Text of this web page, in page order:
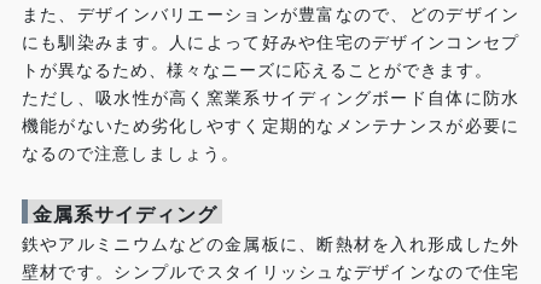
また、デザインバリエーションが豊富なので、どのデザイン
にも馴染みます。人によって好みや住宅のデザインコンセプ
トが異なるため、様々なニーズに応えることができます。
ただし、吸水性が高く窯業系サイディングボード自体に防水
機能がないため劣化しやすく定期的なメンテナンスが必要に
なるので注意しましょう。
金属系サイディング
鉄やアルミニウムなどの金属板に、断熱材を入れ形成した外
壁材です。シンプルでスタイリッシュなデザインなので住宅